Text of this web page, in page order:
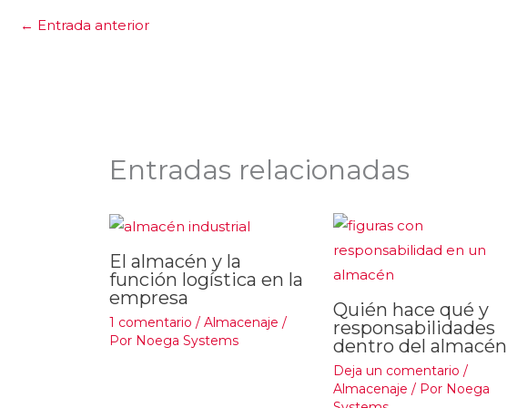
← Entrada anterior
Entradas relacionadas
El almacén y la
función logística en la
empresa
1 comentario /Almacenaje /
Por Noega Systems
Quién hace qué y
responsabilidades
dentro del almacén
Deja un comentario /
Almacenaje / Por Noega